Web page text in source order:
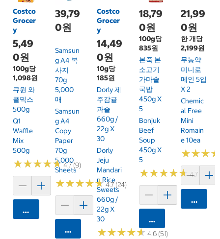
Costco
Grocer
y
5,49
0원
100g당
1,098원
큐원 와
플믹스
500g
Q1
Waffle
Mix
500g
★★★★★
★★★★★4.7 (9)
카트에 담기
39,79
0원
Samsun
G A4 복
사지
70g
5,000
매
Samsun
G A4
Copy
Paper
70g
5,000
Sheets
★★★★★
★★★★★4.7 (24)
카트에 담기
Costco
Grocer
y
14,49
0원
10g당
185원
Dorly 제
주감귤
과즐
660g /
22g X
30
Dorly
Jeju
Mandari
N Rice
Sweets
660g /
22g X
30
★★★★★
★★★★★4.6 (51)
18,79
0원
100g당
835원
본죽 본
소고기
가마솥
국밥
450g X
5
Bonjuk
Beef
Soup
450g X
5
★★★★★
★★★★★4.7 (3)
카트에 담기
21,99
0원
한 개당
2,199원
무농약
미니로
메인 5입
X 2
Chemic
Al Free
Mini
Romain
E 10ea
★★★
★★★
카트에